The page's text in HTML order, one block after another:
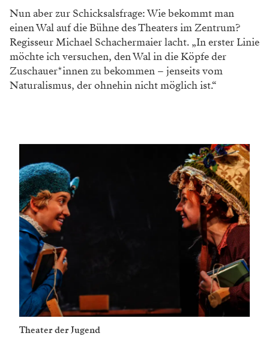
Nun aber zur Schicksalsfrage: Wie bekommt man
einen Wal auf die Bühne des Theaters im Zentrum?
Regisseur Michael Schachermaier lacht. „In erster Linie
möchte ich versuchen, den Wal in die Köpfe der
Zuschauer*innen zu bekommen – jenseits vom
Naturalismus, der ohnehin nicht möglich ist.“
Theater der Jugend